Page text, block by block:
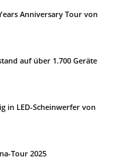
Anniversary Tour von
auf über 1.700 Geräte
in LED-Scheinwerfer von
Tour 2025